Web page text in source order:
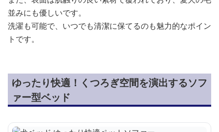
並みにも優しいです。
洗濯も可能で、いつでも清潔に保てるのも魅力的なポイン
トです。
ゆったり快適！くつろぎ空間を演出するソフ
ァー型ベッド